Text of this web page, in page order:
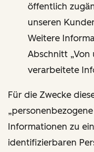
öffentlich
unseren
Weitere
Abschnitt „Von
verarbeitete
Für die Zwecke
Informationen zu
identifizierbaren